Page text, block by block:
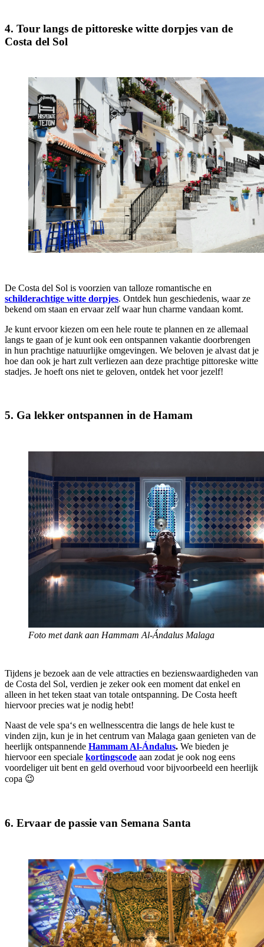
4. Tour langs de pittoreske witte dorpjes van de
Costa del Sol
De Costa del Sol is voorzien van talloze romantische en
schilderachtige witte dorpjes. Ontdek hun geschiedenis, waar ze
bekend om staan en ervaar zelf waar hun charme vandaan komt.
Je kunt ervoor kiezen om een hele route te plannen en ze allemaal
langs te gaan of je kunt ook een ontspannen vakantie doorbrengen
in hun prachtige natuurlijke omgevingen. We beloven je alvast dat je
hoe dan ook je hart zult verliezen aan deze prachtige pittoreske witte
stadjes. Je hoeft ons niet te geloven, ontdek het voor jezelf!
5. Ga lekker ontspannen in de Hamam
Foto met dank aan Hammam Al-Ándalus Malaga
Tijdens je bezoek aan de vele attracties en bezienswaardigheden van
de Costa del Sol, verdien je zeker ook een moment dat enkel en
alleen in het teken staat van totale ontspanning. De Costa heeft
hiervoor precies wat je nodig hebt!
Naast de vele spa‘s en wellnesscentra die langs de hele kust te
vinden zijn, kun je in het centrum van Malaga gaan genieten van de
heerlijk ontspannende Hammam Al-Ándalus. We bieden je
hiervoor een speciale kortingscode aan zodat je ook nog eens
voordeliger uit bent en geld overhoud voor bijvoorbeeld een heerlijk
copa 😉
6. Ervaar de passie van Semana Santa